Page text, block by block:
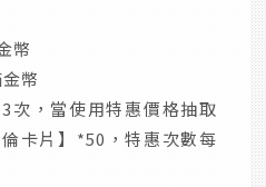
幣
幣
次，當使用特惠價格抽取
卡片】*50，特惠次數每